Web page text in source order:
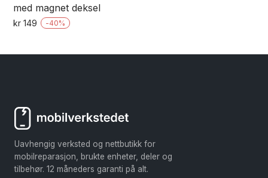
med magnet deksel
kr 149 -40%
produktet
Alternativene
kan
velges
på
Uavhengig verksted og nettbutikk for
mobilreparasjon, brukte enheter, deler og
tilbehør. 12 måneders garanti på alt.